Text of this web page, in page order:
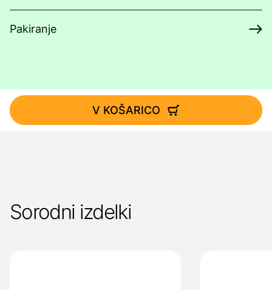
Pakiranje
V KOŠARICO
Sorodni izdelki